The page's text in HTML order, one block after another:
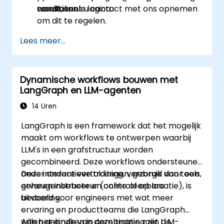
resultaten.
conditionele logica.
wenst, kunt u contact met ons opnemen
om dit te regelen.
Lees meer...
Dynamische workflows bouwen met
LangGraph en LLM-agenten
14 Uren
LangGraph is een framework dat het mogelijk
maakt om workflows te ontwerpen waarbij
LLM's in een grafstructuur worden
gecombineerd. Deze workflows ondersteunen
onder andere vertakkingen, gebruik van tools,
geheugenbeheer en controleerbare
uitvoering.
Deze interactieve training, verzorgd door een
ervaren instructeur (online of op locatie), is
bedoeld voor engineers met wat meer
ervaring en productteams die LangGraph